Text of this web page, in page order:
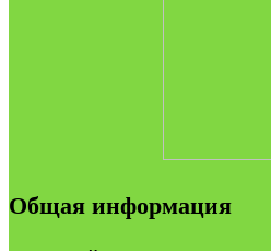
Общая информация